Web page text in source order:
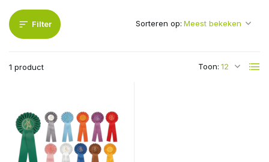
Filter
1 product Toon:
Sorteren op: